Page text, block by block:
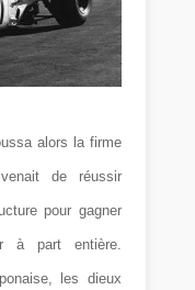
alors la firme
de réussir
pour gagner
à part entière.
les dieux